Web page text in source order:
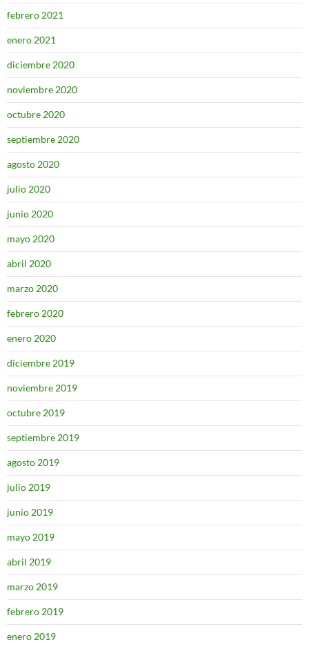
febrero 2021
enero 2021
diciembre 2020
noviembre 2020
octubre 2020
septiembre 2020
agosto 2020
julio 2020
junio 2020
mayo 2020
abril 2020
marzo 2020
febrero 2020
enero 2020
diciembre 2019
noviembre 2019
octubre 2019
septiembre 2019
agosto 2019
julio 2019
junio 2019
mayo 2019
abril 2019
marzo 2019
febrero 2019
enero 2019